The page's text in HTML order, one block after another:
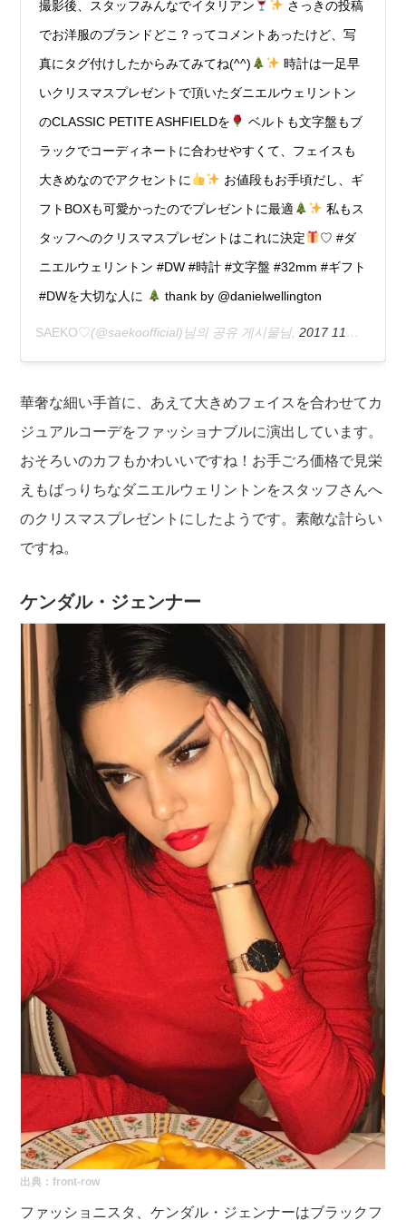
撮影後、スタッフみんなでイタリアン
さっきの投稿
でお洋服のブランドどこ？ってコメントあったけど、写
真にタグ付けしたからみてみてね(^^)
時計は一足早
いクリスマスプレゼントで頂いたダニエルウェリントン
のCLASSIC PETITE ASHFIELDを
ベルトも文字盤もブ
ラックでコーディネートに合わせやすくて、フェイスも
大きめなのでアクセントに
お値段もお手頃だし、ギ
フトBOXも可愛かったのでプレゼントに最適
私もス
タッフへのクリスマスプレゼントはこれに決定
♡ #ダ
ニエルウェリントン #DW #時計 #文字盤 #32mm #ギフト
#DWを大切な人に
thank by @danielwellington
SAEKO♡(@saekoofficial)님의 공유 게시물님,2017 11월 23 4:07오전 PST
華奢な細い手首に、あえて大きめフェイスを合わせてカ
ジュアルコーデをファッショナブルに演出しています。
おそろいのカフもかわいいですね！お手ごろ価格で見栄
えもばっりちなダニエルウェリントンをスタッフさんへ
のクリスマスプレゼントにしたようです。素敵な計らい
ですね。
ケンダル・ジェンナー
出典：front-row
ファッショニスタ、ケンダル・ジェンナーはブラックフ